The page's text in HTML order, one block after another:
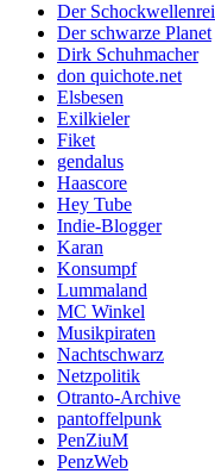
Der
Der schwarze Planet
Dirk Schuhmacher
don quichote.net
Elsbesen
Exilkieler
Fiket
gendalus
Haascore
Hey Tube
Indie-Blogger
Karan
Konsumpf
Lummaland
MC Winkel
Musikpiraten
Nachtschwarz
Netzpolitik
Otranto-Archive
pantoffelpunk
PenZiuM
PenzWeb